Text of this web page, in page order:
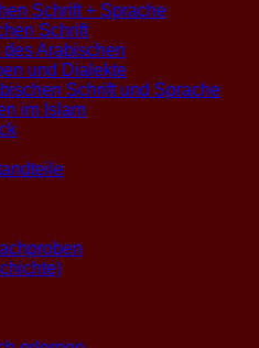
Schrift + Sprache
Schrift
Arabischen
und Dialekte
Schrift und Sprache
im Islam